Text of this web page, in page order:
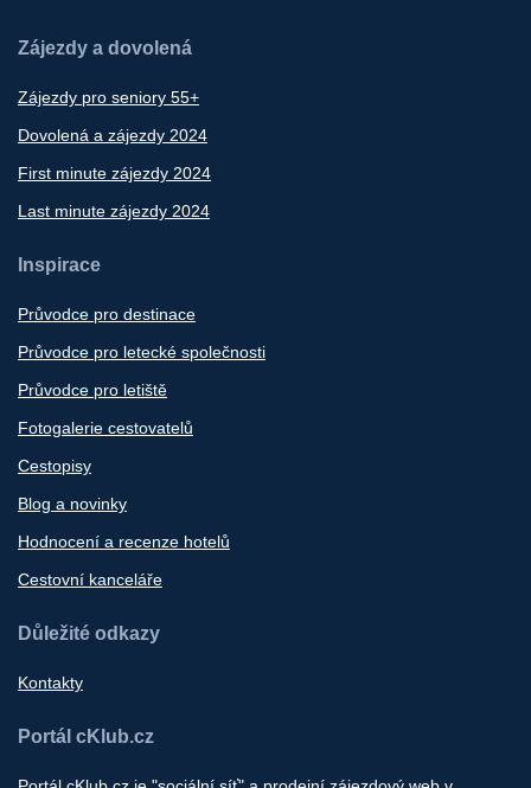
Zájezdy a dovolená
Zájezdy pro seniory 55+
Dovolená a zájezdy 2024
First minute zájezdy 2024
Last minute zájezdy 2024
Inspirace
Průvodce pro destinace
Průvodce pro letecké společnosti
Průvodce pro letiště
Fotogalerie cestovatelů
Cestopisy
Blog a novinky
Hodnocení a recenze hotelů
Cestovní kanceláře
Důležité odkazy
Kontakty
Portál cKlub.cz